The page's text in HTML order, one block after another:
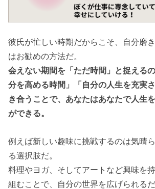
彼氏が忙しい時期だからこそ、自分磨
はお勧めの方法だ。
会えない期間を「ただ時間」と捉える
分を高める時間」「自分の人生を充実
き合うことで、あなたはあなたで人生
ができる。
例えば新しい趣味に挑戦するのは気晴
る選択肢だ。
料理やヨガ、そしてアートなど興味を
組むことで、自分の世界を広げられるだ